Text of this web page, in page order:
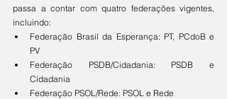
passa a contar com quatro federações vigentes,
incluindo:
Federação Brasil da Esperança: PT, PCdoB e
PV
Federação PSDB/Cidadania: PSDB e
Cidadania
Federação PSOL/Rede: PSOL e Rede